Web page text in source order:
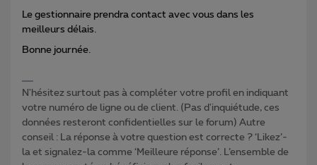
Le gestionnaire prendra contact avec vous dans les
meilleurs délais.
Bonne journée.
N'hésitez surtout pas à compléter votre profil en indiquant
votre numéro de ligne ou de client. (Pas d'inquiétude, ces
données resteront confidentielles sur le forum) Autre
conseil : La réponse à votre question est correcte ? ‘Likez’-
la et signalez-la comme ‘Meilleure réponse’. L’ensemble de